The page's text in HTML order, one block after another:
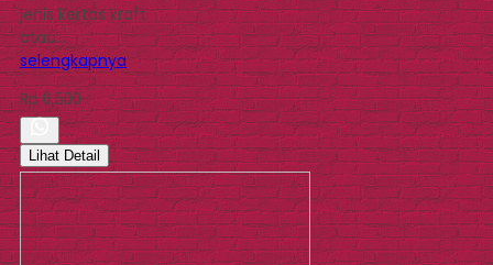
jenis kertas kraft
atau…
selengkapnya
Rp 6.500
Lihat Detail